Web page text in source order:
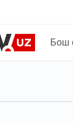
Бош